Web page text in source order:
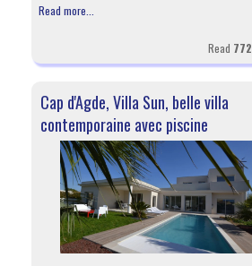
Read more...
Read 772
Cap d'Agde, Villa Sun, belle villa
contemporaine avec piscine